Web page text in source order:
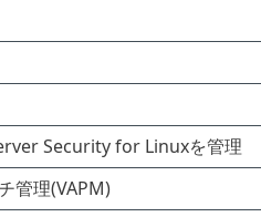
Security for Linuxを管理
管理(VAPM)